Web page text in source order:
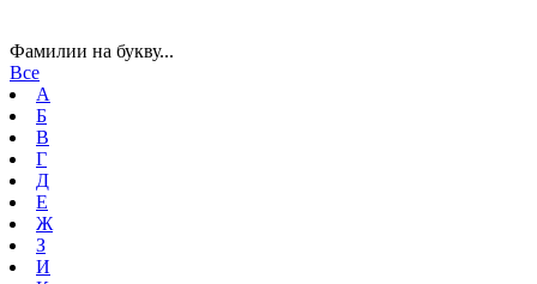
Фамилии на букву...
Все
А
Б
В
Г
Д
Е
Ж
З
И